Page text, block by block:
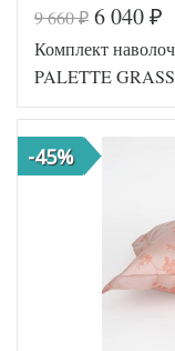
Код товара
Артикул
Ткань
Размер
наволочек
Производитель
9 660₽ 6 040 ₽
Комплект
PALETTE
-45%